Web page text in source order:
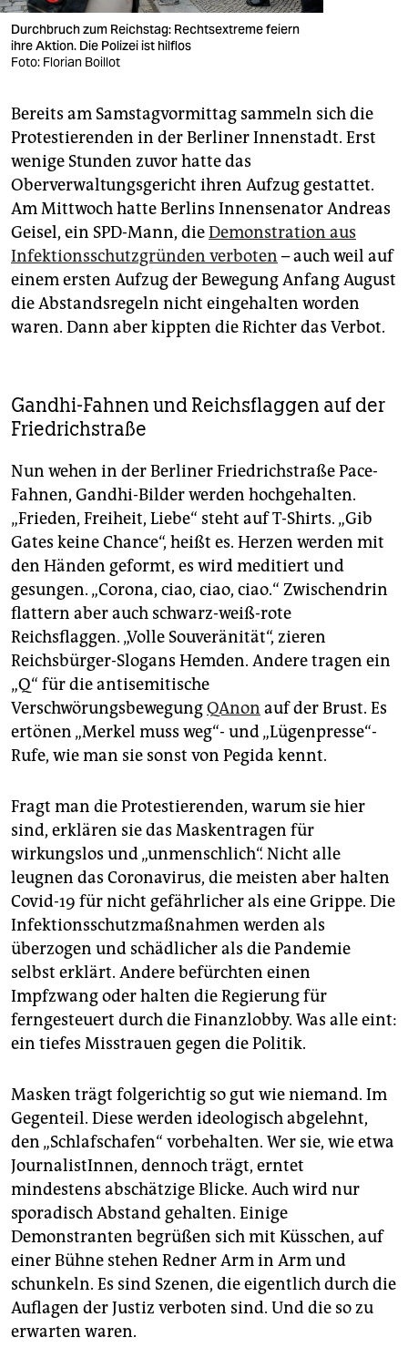
Durchbruch zum Reichstag: Rechtsextreme feiern
ihre Aktion. Die Polizei ist hilflos
Foto: Florian Boillot
Bereits am Samstagvormittag sammeln sich die
Protestierenden in der Berliner Innenstadt. Erst
wenige Stunden zuvor hatte das
Oberverwaltungsgericht ihren Aufzug gestattet.
Am Mittwoch hatte Berlins Innensenator Andreas
Geisel, ein SPD-Mann, dieDemonstration aus
Infektionsschutzgründen verboten – auch weil auf
einem ersten Aufzug der Bewegung Anfang August
die Abstandsregeln nicht eingehalten worden
waren. Dann aber kippten die Richter das Verbot.
Gandhi-Fahnen und Reichsflaggen auf der
Friedrichstraße
Nun wehen in der Berliner Friedrichstraße Pace-
Fahnen, Gandhi-Bilder werden hochgehalten.
„Frieden, Freiheit, Liebe“ steht auf T-Shirts. „Gib
Gates keine Chance“, heißt es. Herzen werden mit
den Händen geformt, es wird meditiert und
gesungen. „Corona, ciao, ciao, ciao.“ Zwischendrin
flattern aber auch schwarz-weiß-rote
Reichsflaggen. „Volle Souveränität“, zieren
Reichsbürger-Slogans Hemden. Andere tragen ein
„Q“ für die antisemitische
VerschwörungsbewegungQAnon auf der Brust. Es
ertönen „Merkel muss weg“- und „Lügenpresse“-
Rufe, wie man sie sonst von Pegida kennt.
Fragt man die Protestierenden, warum sie hier
sind, erklären sie das Maskentragen für
wirkungslos und „unmenschlich“. Nicht alle
leugnen das Coronavirus, die meisten aber halten
Covid-19 für nicht gefährlicher als eine Grippe. Die
Infektionsschutzmaßnahmen werden als
überzogen und schädlicher als die Pandemie
selbst erklärt. Andere befürchten einen
Impfzwang oder halten die Regierung für
ferngesteuert durch die Finanzlobby. Was alle eint:
ein tiefes Misstrauen gegen die Politik.
Masken trägt folgerichtig so gut wie niemand. Im
Gegenteil. Diese werden ideologisch abgelehnt,
den „Schlafschafen“ vorbehalten. Wer sie, wie etwa
JournalistInnen, dennoch trägt, erntet
mindestens abschätzige Blicke. Auch wird nur
sporadisch Abstand gehalten. Einige
Demonstranten begrüßen sich mit Küsschen, auf
einer Bühne stehen Redner Arm in Arm und
schunkeln. Es sind Szenen, die eigentlich durch die
Auflagen der ­Justiz verboten sind. Und die so zu
erwarten waren.